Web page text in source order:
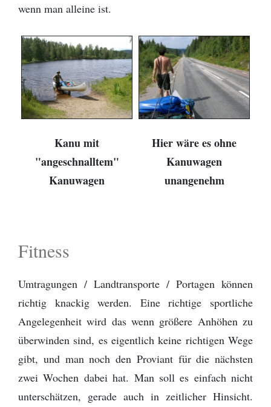
wenn man alleine ist.
Kanu mit
"angeschnalltem"
Kanuwagen
Hier wäre es ohne
Kanuwagen
unangenehm
Fitness
Umtragungen / Landtransporte / Portagen können
richtig knackig werden. Eine richtige sportliche
Angelegenheit wird das wenn größere Anhöhen zu
überwinden sind, es eigentlich keine richtigen Wege
gibt, und man noch den Proviant für die nächsten
zwei Wochen dabei hat. Man soll es einfach nicht
unterschätzen, gerade auch in zeitlicher Hinsicht.